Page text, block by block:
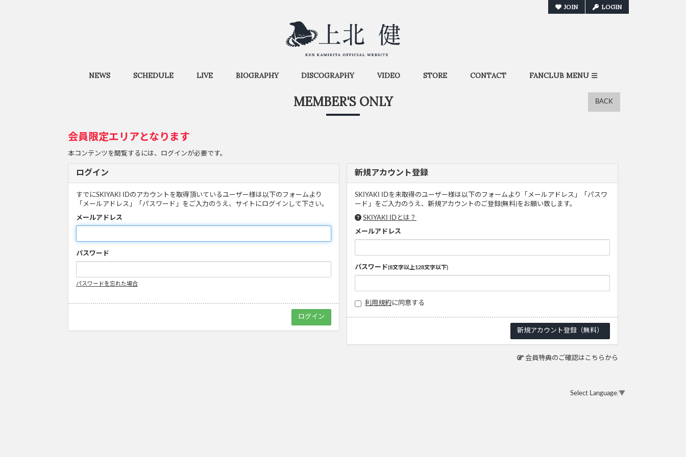
NEWS SCHEDULE LIVE BIOGRAPHY DISCOGRAPHY VIDEO STORE CONTACT FANCLUB MENU
JOIN LOGIN
MEMBER'S ONLY BACK
会員限定エリアとなります
本コンテンツを閲覧するには、ログインが必要です。
ログイン
すでにSKIYAKI IDのアカウントを取得頂いているユーザー様は以下のフォームより
「メールアドレス」「パスワード」をご入力のうえ、サイトにログインして下さい。
メールアドレス
パスワード
パスワードを忘れた場合
新規アカウント登録
SKIYAKI IDを未取得のユーザー様は以下のフォームより「メールアドレス」「パスワ
ード」をご入力のうえ、新規アカウントのご登録(無料)をお願い致します。
SKIYAKI IDとは？
メールアドレス
パスワード(8文字以上128文字以下)
利用規約に同意する
会員特典のご確認はこちらから
Select Language ▼